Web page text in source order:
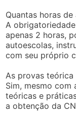
Quantas horas
A
apenas 2 horas,
autoescolas,
com seu próprio
As provas
Sim, mesmo com
teóricas e
a obtenção da